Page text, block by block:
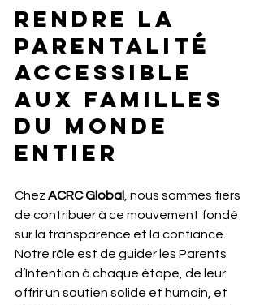
Rendre la
parentalité
accessible
aux familles
du monde
entier
Chez ACRC Global , nous sommes fiers
de contribuer à ce mouvement fondé
sur la transparence et la confiance.
Notre rôle est de guider les Parents
d’Intention à chaque étape, de leur
offrir un soutien solide et humain, et